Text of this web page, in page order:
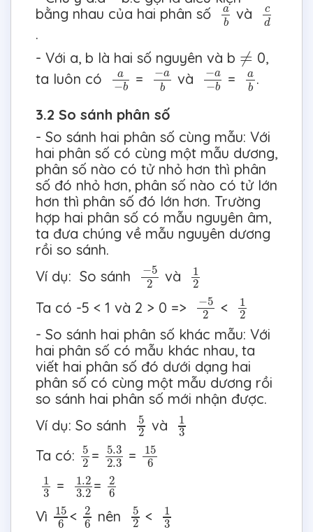
bằng nhau của hai phân số
a
b
abvà
c
d
cd
.
- Với a, b là hai số nguyên và b ≠ 0,
ta luôn có
a
−b
a− = −a
b
−ab
và −a
−b
−a− b
=
a
b
ab .
3.2 So sánh phân số
- So sánh hai phân số cùng mẫu: Với
hai phân số có cùng một mẫu dương,
phân số nào có tử nhỏ hơn thì phân
số đó nhỏ hơn, phân số nào có tử lớn
hơn thì phân số đó lớn hơn. Trường
hợp hai phân số có mẫu nguyên âm,
ta đưa chúng về mẫu nguyên dương
rồi so sánh.
Ví dụ: So sánh
−5
2
52
và
1
2
12
Ta có -5 < 1 và 2 > 0 => −5
2
52
<
1
2
12
- So sánh hai phân số khác mẫu: Với
hai phân số có mẫu khác nhau, ta
viết hai phân số đó dưới dạng hai
phân số có cùng một mẫu dương rồi
so sánh hai phân số mới nhận được.
Ví dụ: So sánh
5
2
52
và
1
3
13
Ta có:
5
2
52
=
5.3
2.3
5.32.3
=
15
6
156
1
3
13
=
1.2
3.2
1.23.2
=
2
6
26
Vì
15
6
156
< 2
6
26
nên
5
2
52
<
1
3
13